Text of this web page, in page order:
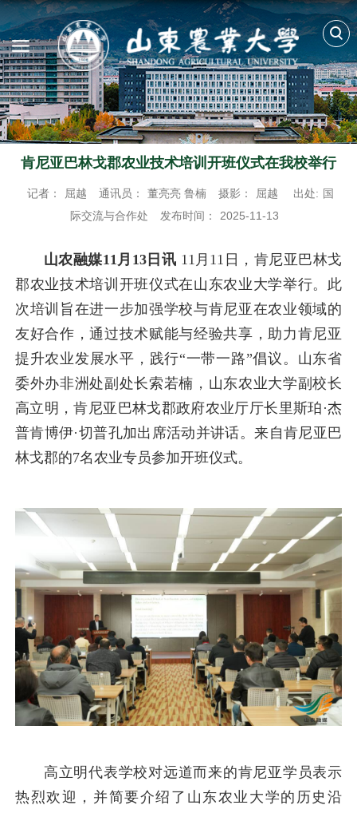
肯尼亚巴林戈郡农业技术培训开班仪式在我校举行
记者： 屈越 通讯员： 董亮亮 鲁楠 摄影： 屈越 出处: 国
际交流与合作处
发布时间： 2025-11-13
山农融媒11月13日讯 11月11日，肯尼亚巴林戈
郡农业技术培训开班仪式在山东农业大学举行。此
次培训旨在进一步加强学校与肯尼亚在农业领域的
友好合作，通过技术赋能与经验共享，助力肯尼亚
提升农业发展水平，践行“一带一路”倡议。山东省
委外办非洲处副处长索若楠，山东农业大学副校长
高立明，肯尼亚巴林戈郡政府农业厅厅长里斯珀·杰
普肯博伊·切普孔加出席活动并讲话。来自肯尼亚巴
林戈郡的7名农业专员参加开班仪式。
高立明代表学校对远道而来的肯尼亚学员表示
热烈欢迎，并简要介绍了山东农业大学的历史沿